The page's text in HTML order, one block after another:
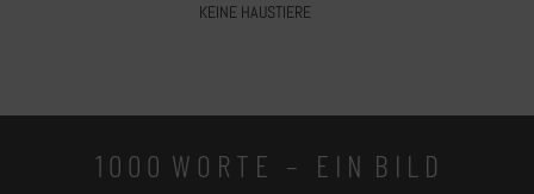
KEINE HAUSTIERE
1 0 0 0 W O R T E – E I N B I L D